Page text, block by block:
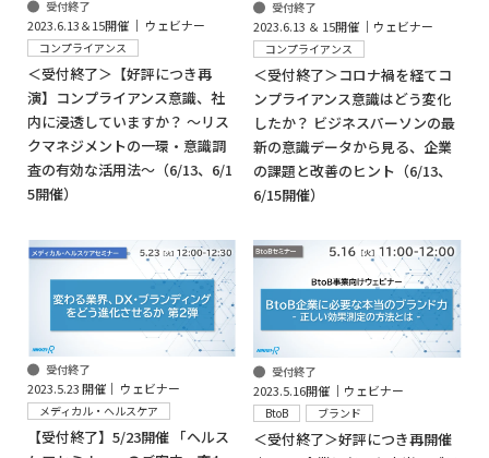
受付終了
2023.6.13＆15開催 │ ウェビナー
コンプライアンス
＜受付終了＞【好評につき再
演】コンプライアンス意識、社
内に浸透していますか？ ～リス
クマネジメントの一環・意識調
査の有効な活用法～（6/13、6/1
5開催）
受付終了
2023.6.13 ＆ 15開催 │ウェビナー
コンプライアンス
＜受付終了＞コロナ禍を経てコ
ンプライアンス意識はどう変化
したか？ ビジネスパーソンの最
新の意識データから見る、企業
の課題と改善のヒント（6/13、
6/15開催）
受付終了
2023.5.23 開催│ ウェビナー
メディカル・ヘルスケア
【受付終了】5/23開催 「ヘルス
受付終了
2023.5.16開催 │ウェビナー
BtoB ブランド
＜受付終了＞好評につき再開催